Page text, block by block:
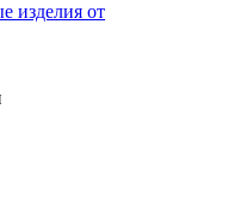
изделия от